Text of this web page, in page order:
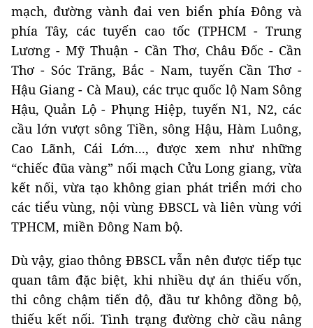
mạch, đường vành đai ven biển phía Đông và
phía Tây, các tuyến cao tốc (TPHCM - Trung
Lương - Mỹ Thuận - Cần Thơ, Châu Đốc - Cần
Thơ - Sóc Trăng, Bắc - Nam, tuyến Cần Thơ -
Hậu Giang - Cà Mau), các trục quốc lộ Nam Sông
Hậu, Quản Lộ - Phụng Hiệp, tuyến N1, N2, các
cầu lớn vượt sông Tiền, sông Hậu, Hàm Luông,
Cao Lãnh, Cái Lớn..., được xem như những
“chiếc đũa vàng” nối mạch Cửu Long giang, vừa
kết nối, vừa tạo không gian phát triển mới cho
các tiểu vùng, nội vùng ĐBSCL và liên vùng với
TPHCM, miền Đông Nam bộ.
Dù vậy, giao thông ĐBSCL vẫn nên được tiếp tục
quan tâm đặc biệt, khi nhiều dự án thiếu vốn,
thi công chậm tiến độ, đầu tư không đồng bộ,
thiếu kết nối. Tình trạng đường chờ cầu nâng